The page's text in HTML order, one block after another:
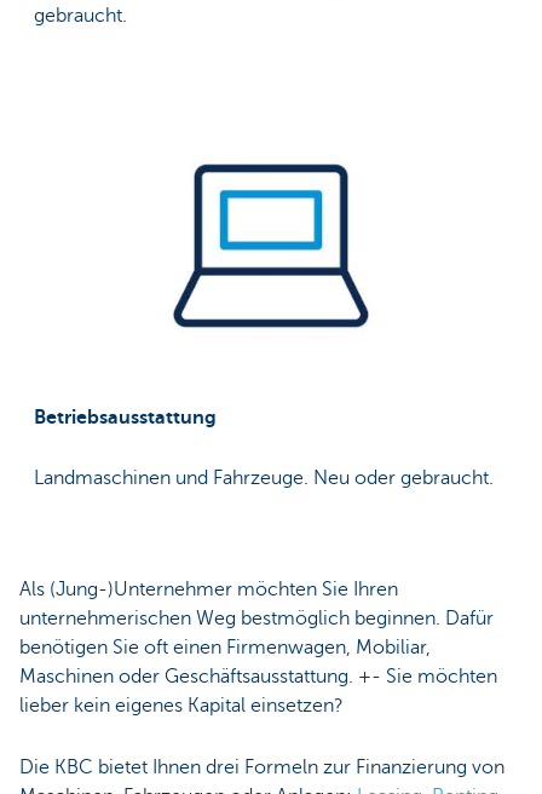
gebraucht.
Betriebsausstattung
Landmaschinen und Fahrzeuge. Neu oder gebraucht.
Als (Jung-)Unternehmer möchten Sie Ihren
unternehmerischen Weg bestmöglich beginnen. Dafür
benötigen Sie oft einen Firmenwagen, Mobiliar,
Maschinen oder Geschäftsausstattung. +- Sie möchten
lieber kein eigenes Kapital einsetzen?
Die KBC bietet Ihnen drei Formeln zur Finanzierung von